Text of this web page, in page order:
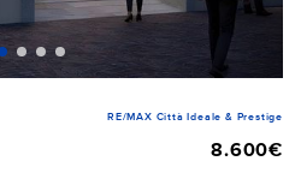
RE/MAX Città Ideale & Prestige
8.600€